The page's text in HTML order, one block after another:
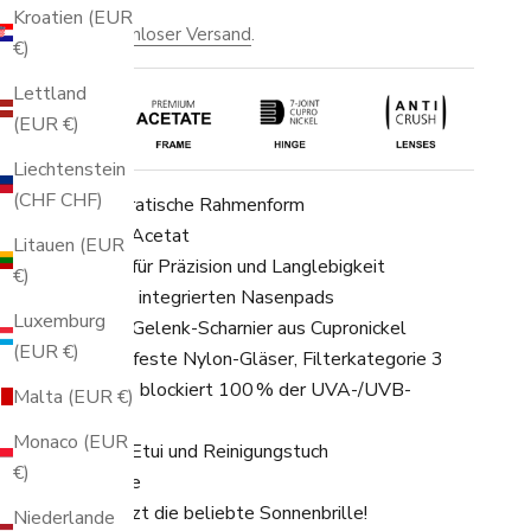
Kroatien (EUR
€)
Lettland
(EUR €)
Liechtenstein
(CHF CHF)
Litauen (EUR
€)
Luxemburg
(EUR €)
Malta (EUR €)
Monaco (EUR
€)
Niederlande
MwSt. Kostenloser Versand.
Ikonische quadratische Rahmenform
Hochwertiges Acetat
Handgefertigt für Präzision und Langlebigkeit
Sattelsteg mit integrierten Nasenpads
Verstärktes 7-Gelenk-Scharnier aus Cupronickel
Robuste, bruchfeste Nylon-Gläser, Filterkategorie 3
UV400-Schutz blockiert 100 % der UVA-/UVB-
Hochwertiges Etui und Reinigungstuch
2 Jahre Garantie
Bestellen Sie jetzt die beliebte Sonnenbrille!